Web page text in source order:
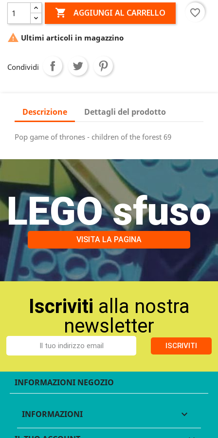
 AGGIUNGI AL CARRELLO favorite_border
 Ultimi articoli in magazzino
Condividi
Descrizione Dettagli del prodotto
Pop game of thrones - children of the forest 69
LEGO sfuso
VISITA LA PAGINA
Iscriviti alla nostra
newsletter
ISCRIVITI
INFORMAZIONI NEGOZIO
INFORMAZIONI 